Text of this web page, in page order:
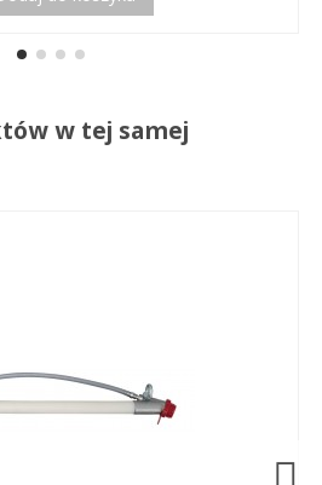
w tej samej